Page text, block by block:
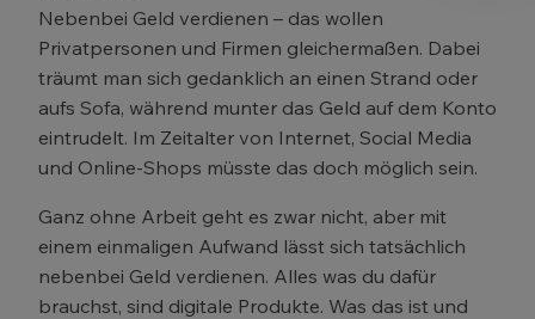
Nebenbei Geld verdienen – das wollen
Privatpersonen und Firmen gleichermaßen. Dabei
träumt man sich gedanklich an einen Strand oder
aufs Sofa, während munter das Geld auf dem Konto
eintrudelt. Im Zeitalter von Internet, Social Media
und Online-Shops müsste das doch möglich sein.
Ganz ohne Arbeit geht es zwar nicht, aber mit
einem einmaligen Aufwand lässt sich tatsächlich
nebenbei Geld verdienen. Alles was du dafür
brauchst, sind digitale Produkte. Was das ist und